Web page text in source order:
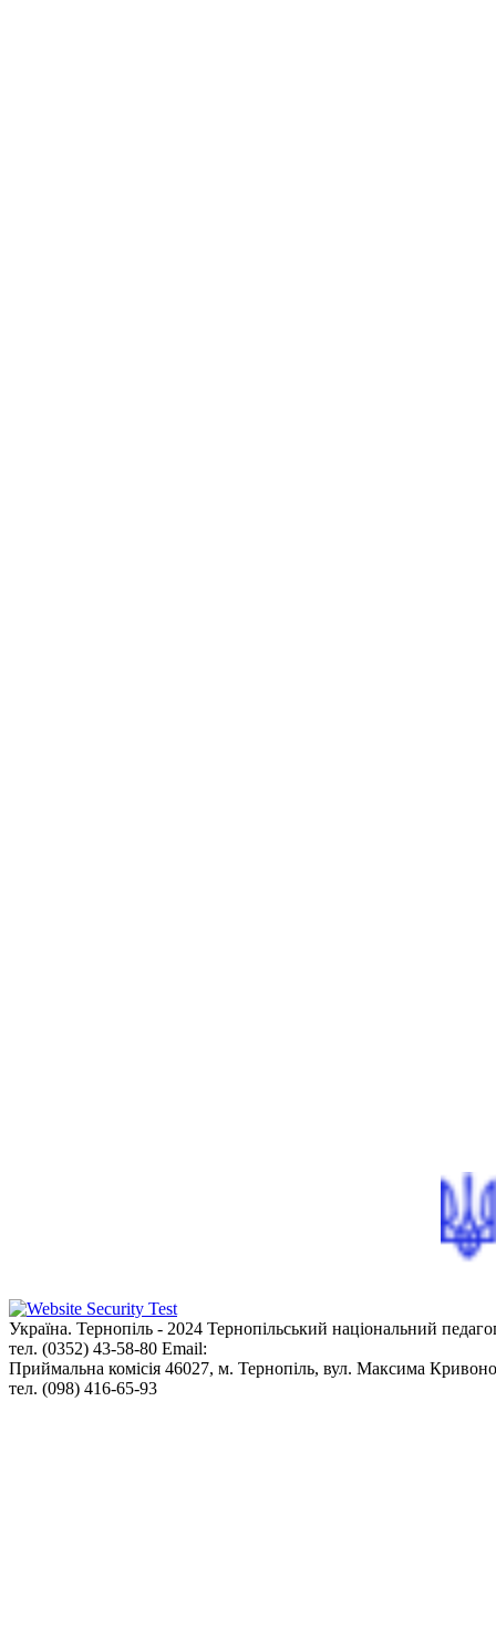
Україна. Тернопіль - 2024 Тернопільський національний
тел. (0352) 43-58-80 Email:
Приймальна комісія 46027, м. Тернопіль, вул. Максима
тел. (098) 416-65-93